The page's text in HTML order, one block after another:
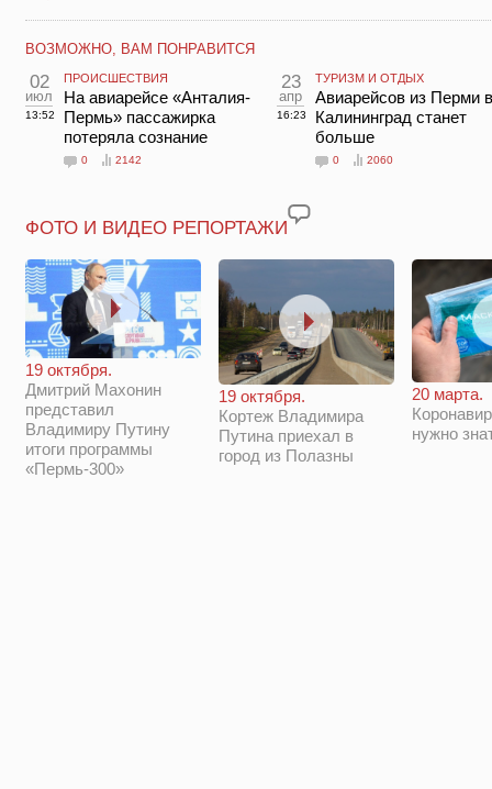
ВОЗМОЖНО, ВАМ ПОНРАВИТСЯ
02
июл
13:52
ПРОИСШЕСТВИЯ
На авиарейсе «Анталия-
Пермь» пассажирка
потеряла сознание
0 2142
23
апр
16:23
ТУРИЗМ И ОТДЫХ
Авиарейсов из Перми в
Калининград станет
больше
0 2060
ФОТО И ВИДЕО РЕПОРТАЖИ
19 октября.
Дмитрий Махонин
представил
Владимиру Путину
итоги программы
«Пермь-300»
19 октября.
Кортеж Владимира
Путина приехал в
город из Полазны
20 марта.
нужно